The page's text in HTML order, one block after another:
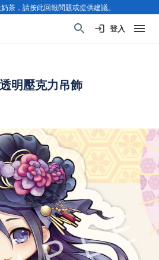
茶，請按此回報問題或提供建議。
登入
明壓克力吊飾